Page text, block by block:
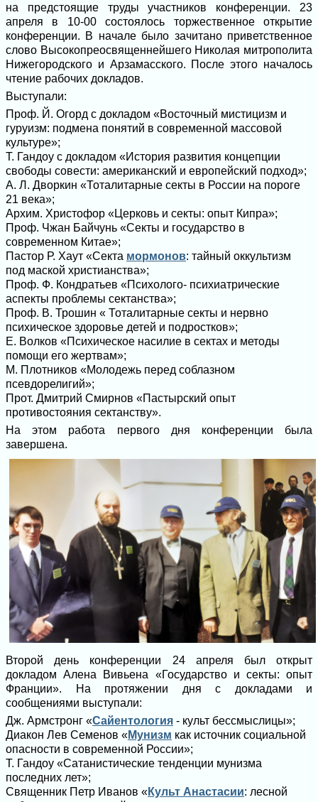
на предстоящие труды участников конференции. 23
апреля в 10-00 состоялось торжественное открытие
конференции. В начале было зачитано приветственное
слово Высокопреосвященнейшего Николая митрополита
Нижегородского и Арзамасского. После этого началось
чтение рабочих докладов.
Выступали:
Проф. Й. Огорд с докладом «Восточный мистицизм и
гуруизм: подмена понятий в современной массовой
культуре»;
Т. Гандоу с докладом «История развития концепции
свободы совести: американский и европейский подход»;
А. Л. Дворкин «Тоталитарные секты в России на пороге
21 века»;
Архим. Христофор «Церковь и секты: опыт Кипра»;
Проф. Чжан Байчунь «Секты и государство в
современном Китае»;
Пастор Р. Хаут «Секта мормонов: тайный оккультизм
под маской христианства»;
Проф. Ф. Кондратьев «Психолого- психиатрические
аспекты проблемы сектанства»;
Проф. В. Трошин « Тоталитарные секты и нервно
психическое здоровье детей и подростков»;
Е. Волков «Психическое насилие в сектах и методы
помощи его жертвам»;
М. Плотников «Молодежь перед соблазном
псевдорелигий»;
Прот. Дмитрий Смирнов «Пастырский опыт
противостояния сектанству».
На этом работа первого дня конференции была
завершена.
Второй день конференции 24 апреля был открыт
докладом Алена Вивьена «Государство и секты: опыт
Франции». На протяжении дня с докладами и
сообщениями выступали:
Дж. Армстронг «Сайентология - культ бессмыслицы»;
Диакон Лев Семенов «Мунизм как источник социальной
опасности в современной России»;
Т. Гандоу «Сатанистические тенденции мунизма
последних лет»;
Священник Петр Иванов «Культ Анастасии: лесной